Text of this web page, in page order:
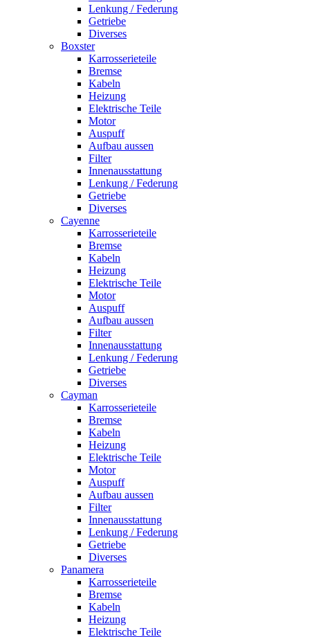
Lenkung / Federung
Getriebe
Diverses
Boxster
Karrosserieteile
Bremse
Kabeln
Heizung
Elektrische Teile
Motor
Auspuff
Aufbau aussen
Filter
Innenausstattung
Lenkung / Federung
Getriebe
Diverses
Cayenne
Karrosserieteile
Bremse
Kabeln
Heizung
Elektrische Teile
Motor
Auspuff
Aufbau aussen
Filter
Innenausstattung
Lenkung / Federung
Getriebe
Diverses
Cayman
Karrosserieteile
Bremse
Kabeln
Heizung
Elektrische Teile
Motor
Auspuff
Aufbau aussen
Filter
Innenausstattung
Lenkung / Federung
Getriebe
Diverses
Panamera
Karrosserieteile
Bremse
Kabeln
Heizung
Elektrische Teile